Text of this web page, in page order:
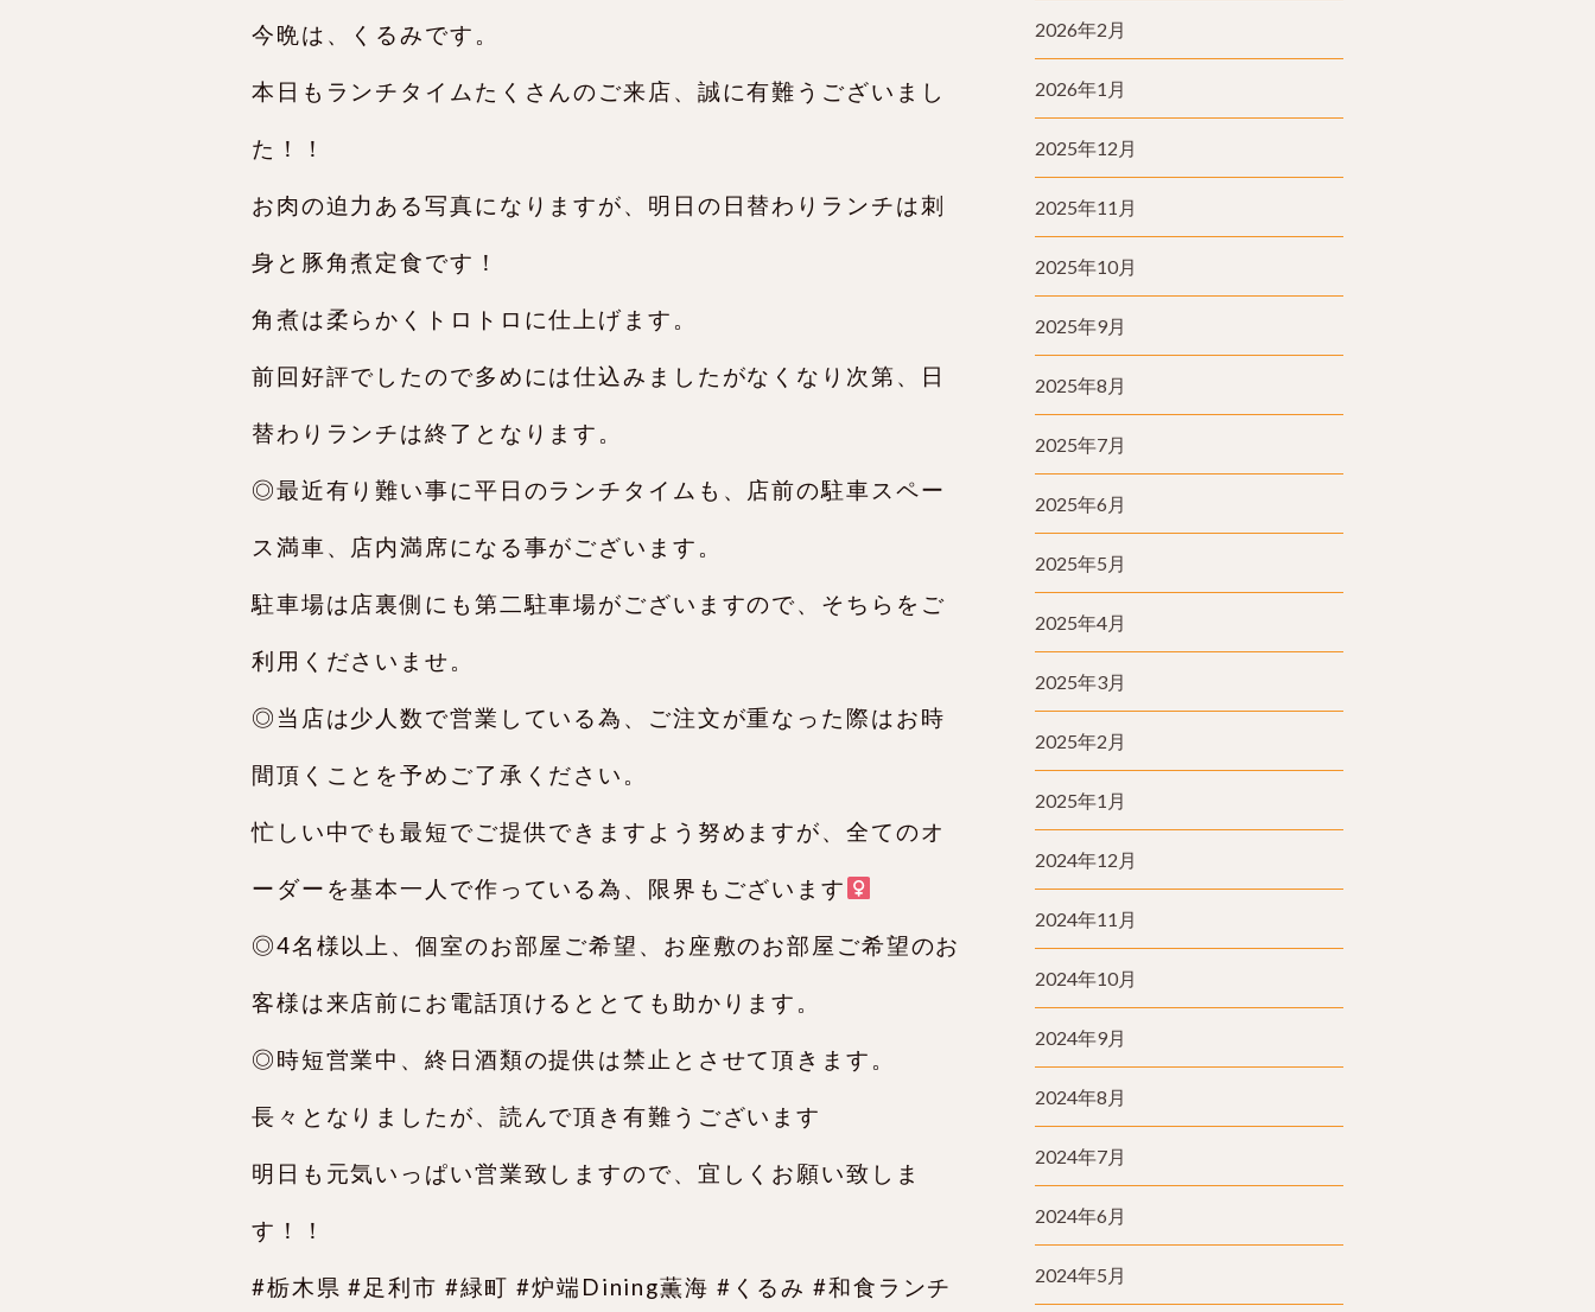
今晩は、くるみです。
本日もランチタイムたくさんのご来店、誠に有難うございまし
た！！
お肉の迫力ある写真になりますが、明日の日替わりランチは刺
身と豚角煮定食です！
角煮は柔らかくトロトロに仕上げます。
前回好評でしたので多めには仕込みましたがなくなり次第、日
替わりランチは終了となります。
◎最近有り難い事に平日のランチタイムも、店前の駐車スペー
ス満車、店内満席になる事がございます。
駐車場は店裏側にも第二駐車場がございますので、そちらをご
利用くださいませ。
◎当店は少人数で営業している為、ご注文が重なった際はお時
間頂くことを予めご了承ください。
忙しい中でも最短でご提供できますよう努めますが、全てのオ
ーダーを基本一人で作っている為、限界もございます‍
◎4名様以上、個室のお部屋ご希望、お座敷のお部屋ご希望のお
客様は来店前にお電話頂けるととても助かります。
◎時短営業中、終日酒類の提供は禁止とさせて頂きます。
長々となりましたが、読んで頂き有難うございます️
明日も元気いっぱい営業致しますので、宜しくお願い致しま
す！！
#栃木県 #足利市 #緑町 #炉端Dining薫海 #くるみ #和食ランチ
2026年2月
2026年1月
2025年12月
2025年11月
2025年10月
2025年9月
2025年8月
2025年7月
2025年6月
2025年5月
2025年4月
2025年3月
2025年2月
2025年1月
2024年12月
2024年11月
2024年10月
2024年9月
2024年8月
2024年7月
2024年6月
2024年5月